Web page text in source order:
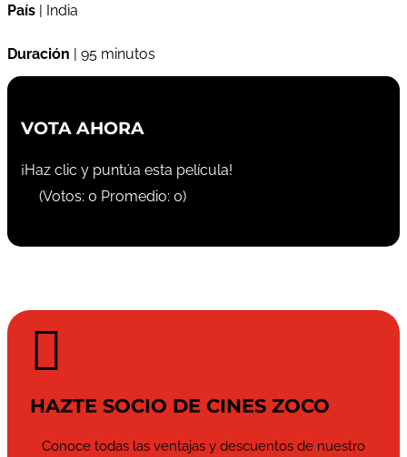
País | India
Duración | 95 minutos
VOTA AHORA
¡Haz clic y puntúa esta película!
(Votos: 0 Promedio: 0)

HAZTE SOCIO DE CINES ZOCO
Conoce todas las ventajas y descuentos de nuestro